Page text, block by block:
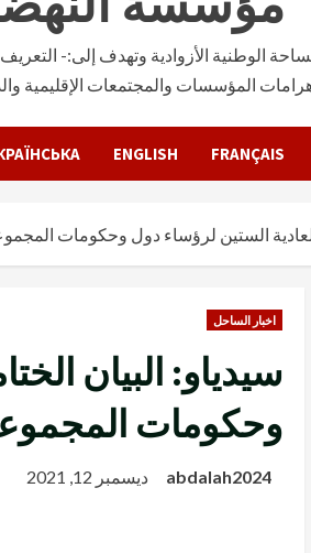
الوطنية الأزوادية وتهدف إلى:-
المؤسسات والمجتمعات الإقليمية
FRANÇAIS
ENGLISH
الستين لرؤساء دول وحكومات
اخبار الساحل
سيدياو: البيان
وحكومات
abdalah2024 ديسمبر 12, 2021